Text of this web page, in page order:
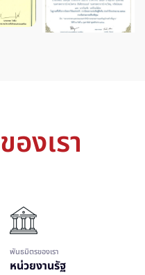
ของเรา
พันธมิตรของเรา
หน่วยงานรัฐ